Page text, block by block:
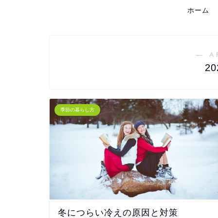
ホーム
―
季節の暮らし方
冬につらい冷えの原因と対策